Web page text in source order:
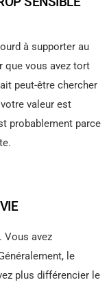
à supporter au
que vous avez tort
peut-être chercher
valeur est
probablement parce
Vous avez
le
plus différencier le